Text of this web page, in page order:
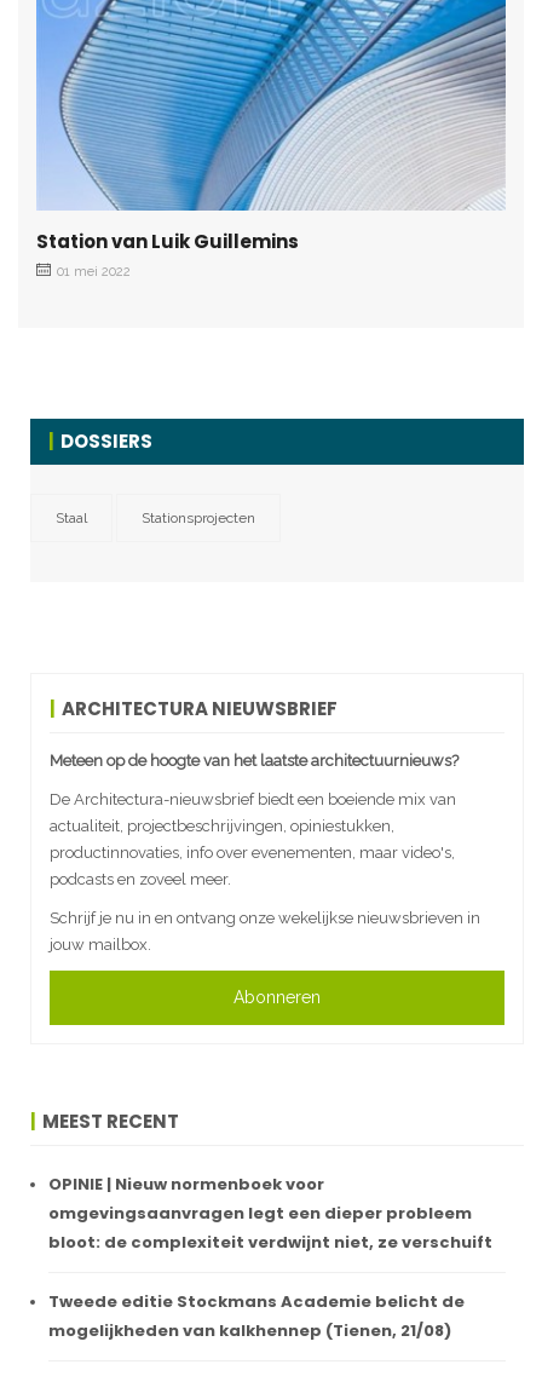
Station van Luik Guillemins
01 mei 2022
DOSSIERS
Staal Stationsprojecten
ARCHITECTURA NIEUWSBRIEF
Meteen op de hoogte van het laatste architectuurnieuws?
De Architectura-nieuwsbrief biedt een boeiende mix van
actualiteit, projectbeschrijvingen, opiniestukken,
productinnovaties, info over evenementen, maar video's,
podcasts en zoveel meer.
Schrijf je nu in en ontvang onze wekelijkse nieuwsbrieven in
jouw mailbox.
Abonneren
MEEST RECENT
OPINIE | Nieuw normenboek voor
omgevingsaanvragen legt een dieper probleem
bloot: de complexiteit verdwijnt niet, ze verschuift
Tweede editie Stockmans Academie belicht de
mogelijkheden van kalkhennep (Tienen, 21/08)